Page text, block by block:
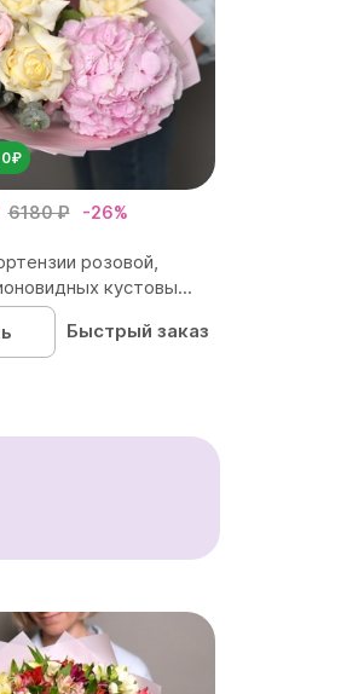
6180 ₽ -26%
розовой,
кустовы...
Быстрый заказ